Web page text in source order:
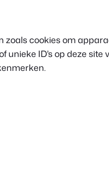
cookies om
ID's op deze